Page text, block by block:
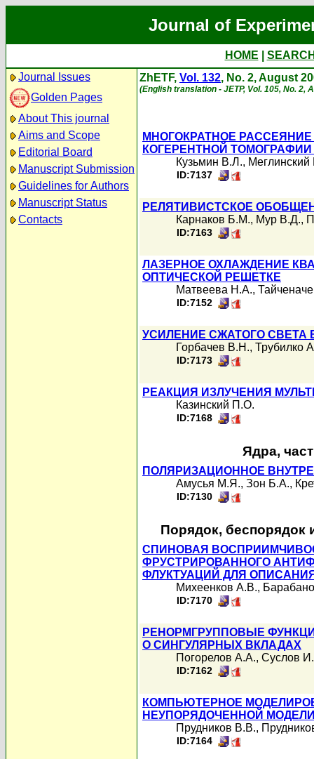
Journal of
HOME
Journal Issues
Golden Pages
About This journal
Aims and Scope
Editorial Board
Manuscript Submission
Guidelines for Authors
Manuscript Status
Contacts
ZhETF, Vol. 132, No. 2, August
(English translation - JETP, Vol. 105, No. 2,
МНОГОКРАТНОЕ
КОГЕРЕНТНОЙ
Кузьмин В.Л.,
ID:7137
РЕЛЯТИВИСТСКОЕ
Карнаков Б.М., Мур В.Д.,
ID:7163
ЛАЗЕРНОЕ ОХЛАЖДЕНИЕ
ОПТИЧЕСКОЙ РЕШЕТКЕ
Матвеева Н.А.,
ID:7152
УСИЛЕНИЕ СЖАТОГО
Горбачев В.Н., Трубилко
ID:7173
РЕАКЦИЯ ИЗЛУЧЕНИЯ
Казинский П.О.
ID:7168
Ядра,
ПОЛЯРИЗАЦИОННОЕ
Амусья М.Я., Зон Б.А.,
ID:7130
Порядок, беспорядок
СПИНОВАЯ
ФРУСТРИРОВАННОГО
ФЛУКТУАЦИЙ ДЛЯ
Михеенков А.В.,
ID:7170
РЕНОРМГРУППОВЫЕ
О СИНГУЛЯРНЫХ ВКЛАДАХ
Погорелов А.А., Суслов
ID:7162
КОМПЬЮТЕРНОЕ
НЕУПОРЯДОЧЕННОЙ
Прудников В.В.,
ID:7164